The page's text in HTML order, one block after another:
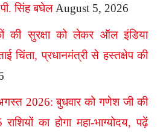
सिंह बघेल August 5, 2026
की सुरक्षा को लेकर ऑल इंडिया
चिंता, प्रधानमंत्री से हस्तक्षेप की
2026: बुधवार को गणेश जी की
का होगा महा-भाग्योदय, पढ़ें